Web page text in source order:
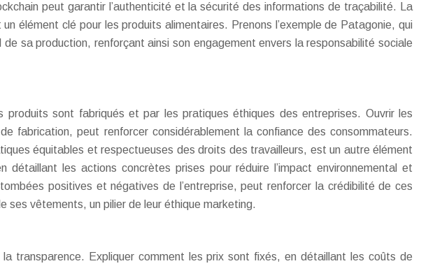
peut garantir l’authenticité et la sécurité des informations de traçabilité. La
élément clé pour les produits alimentaires. Prenons l’exemple de Patagonie, qui
sa production, renforçant ainsi son engagement envers la responsabilité sociale
sont fabriqués et par les pratiques éthiques des entreprises. Ouvrir les
fabrication, peut renforcer considérablement la confiance des consommateurs.
équitables et respectueuses des droits des travailleurs, est un autre élément
les actions concrètes prises pour réduire l’impact environnemental et
positives et négatives de l’entreprise, peut renforcer la crédibilité de ces
ses vêtements, un pilier de leur éthique marketing.
transparence. Expliquer comment les prix sont fixés, en détaillant les coûts de